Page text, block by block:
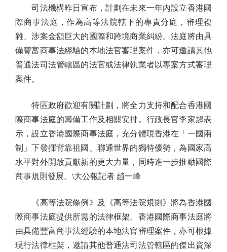
司法機構昨日宣布，計劃在未來一年內設立香港國
際商事法庭，作為高等法院轄下的專責分庭，審理複
雜、涉案金額巨大的國際和跨境商業糾紛。法庭將由具
備豐富商事法經驗的本地法官審理案件，亦可邀請其他
普通法司法管轄區的法官或法律執業者以專案方式審理
案件。
特區政府歡迎有關計劃，將全力支持和配合香港國
際商事法庭的籌備工作及相關安排。行政長官李家超表
示，設立香港國際商事法庭，充分體現香港在「一國兩
制」下發揮背靠祖國、聯通世界的獨特優勢，為國家高
水平對外開放貢獻新的更大力量，同時進一步推動國際
商事規則發展。\大公報記者 趙一峰
《高等法院條例》及《高等法院規則》將為香港國
際商事法庭提供所需的法律框架。香港國際商事法庭將
由具備豐富商事法經驗的本地法官審理案件，亦可根據
現行法律框架，邀請其他普通法司法管轄區的傑出資深